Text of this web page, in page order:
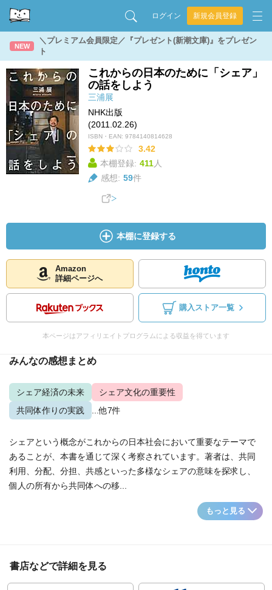
ログイン 新規会員登録
NEW
＼プレミアム会員限定／『プレゼント(新潮文庫)』をプレゼン
ト
これからの日本のために「シェア」
の話をしよう
三浦展
NHK出版
(2011.02.26)
ISBN・EAN: 9784140814628
3.42
本棚登録: 411人
感想: 59件
本棚に登録する
Amazon
詳細ページへ
購入ストア一覧
本ページはアフィリエイトプログラムによる収益を得ています
みんなの感想まとめ
シェア経済の未来
シェア文化の重要性
共同体作りの実践
...他7件
シェアという概念がこれからの日本社会において重要なテーマで
あることが、本書を通じて深く考察されています。著者は、共同
利用、分配、分担、共感といった多様なシェアの意味を探求し、
個人の所有から共同体への移...
もっと見る
書店などで詳細を見る